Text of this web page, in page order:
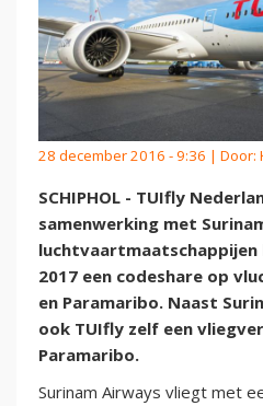
28 december 2016 - 9:36 | Door:
SCHIPHOL - TUIfly
samenwerking met
luchtvaartmaatschappijen
2017 een codeshare op
en Paramaribo. Naast
ook TUIfly zelf een
Paramaribo.
Surinam Airways vliegt met